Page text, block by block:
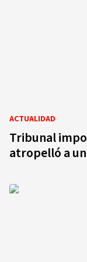
ACTUALIDAD
Tribunal
atropelló a un